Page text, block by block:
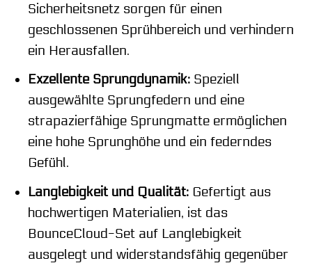
Sicherheitsnetz sorgen für einen
geschlossenen Sprühbereich und verhindern
ein Herausfallen.
Exzellente Sprungdynamik:Speziell
ausgewählte Sprungfedern und eine
strapazierfähige Sprungmatte ermöglichen
eine hohe Sprunghöhe und ein federndes
Gefühl.
Langlebigkeit und Qualität:Gefertigt aus
hochwertigen Materialien, ist das
BounceCloud-Set auf Langlebigkeit
ausgelegt und widerstandsfähig gegenüber